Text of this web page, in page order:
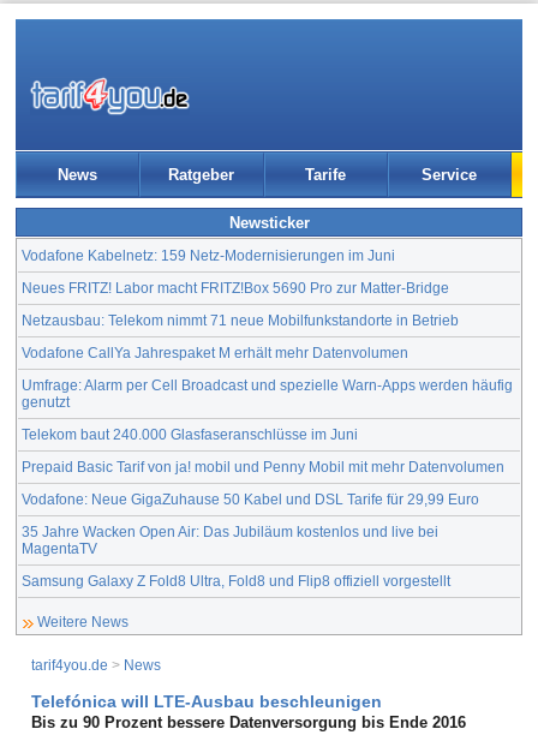
News Ratgeber Tarife Service
Newsticker
Vodafone Kabelnetz: 159 Netz-Modernisierungen im Juni
Neues FRITZ! Labor macht FRITZ!Box 5690 Pro zur Matter-Bridge
Netzausbau: Telekom nimmt 71 neue Mobilfunkstandorte in Betrieb
Vodafone CallYa Jahrespaket M erhält mehr Datenvolumen
Umfrage: Alarm per Cell Broadcast und spezielle Warn-Apps werden häufig
genutzt
Telekom baut 240.000 Glasfaseranschlüsse im Juni
Prepaid Basic Tarif von ja! mobil und Penny Mobil mit mehr Datenvolumen
Vodafone: Neue GigaZuhause 50 Kabel und DSL Tarife für 29,99 Euro
35 Jahre Wacken Open Air: Das Jubiläum kostenlos und live bei
MagentaTV
Samsung Galaxy Z Fold8 Ultra, Fold8 und Flip8 offiziell vorgestellt
Weitere News
tarif4you.de > News
Telefónica will LTE-Ausbau beschleunigen
Bis zu 90 Prozent bessere Datenversorgung bis Ende 2016